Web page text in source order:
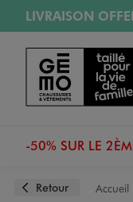
Aller au contenu
Aller à la navigation
LIVRAISON
RETRAIT ET
PAYEZ EN 3x
Retours OFFERTS
-50% SUR LE
Retour Accueil